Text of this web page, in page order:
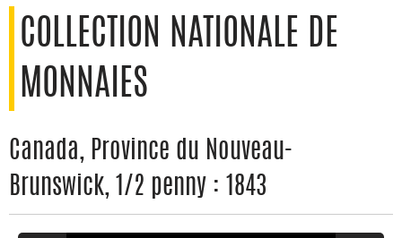
COLLECTION NATIONALE DE
MONNAIES
Canada, Province du Nouveau-
Brunswick, 1/2 penny : 1843